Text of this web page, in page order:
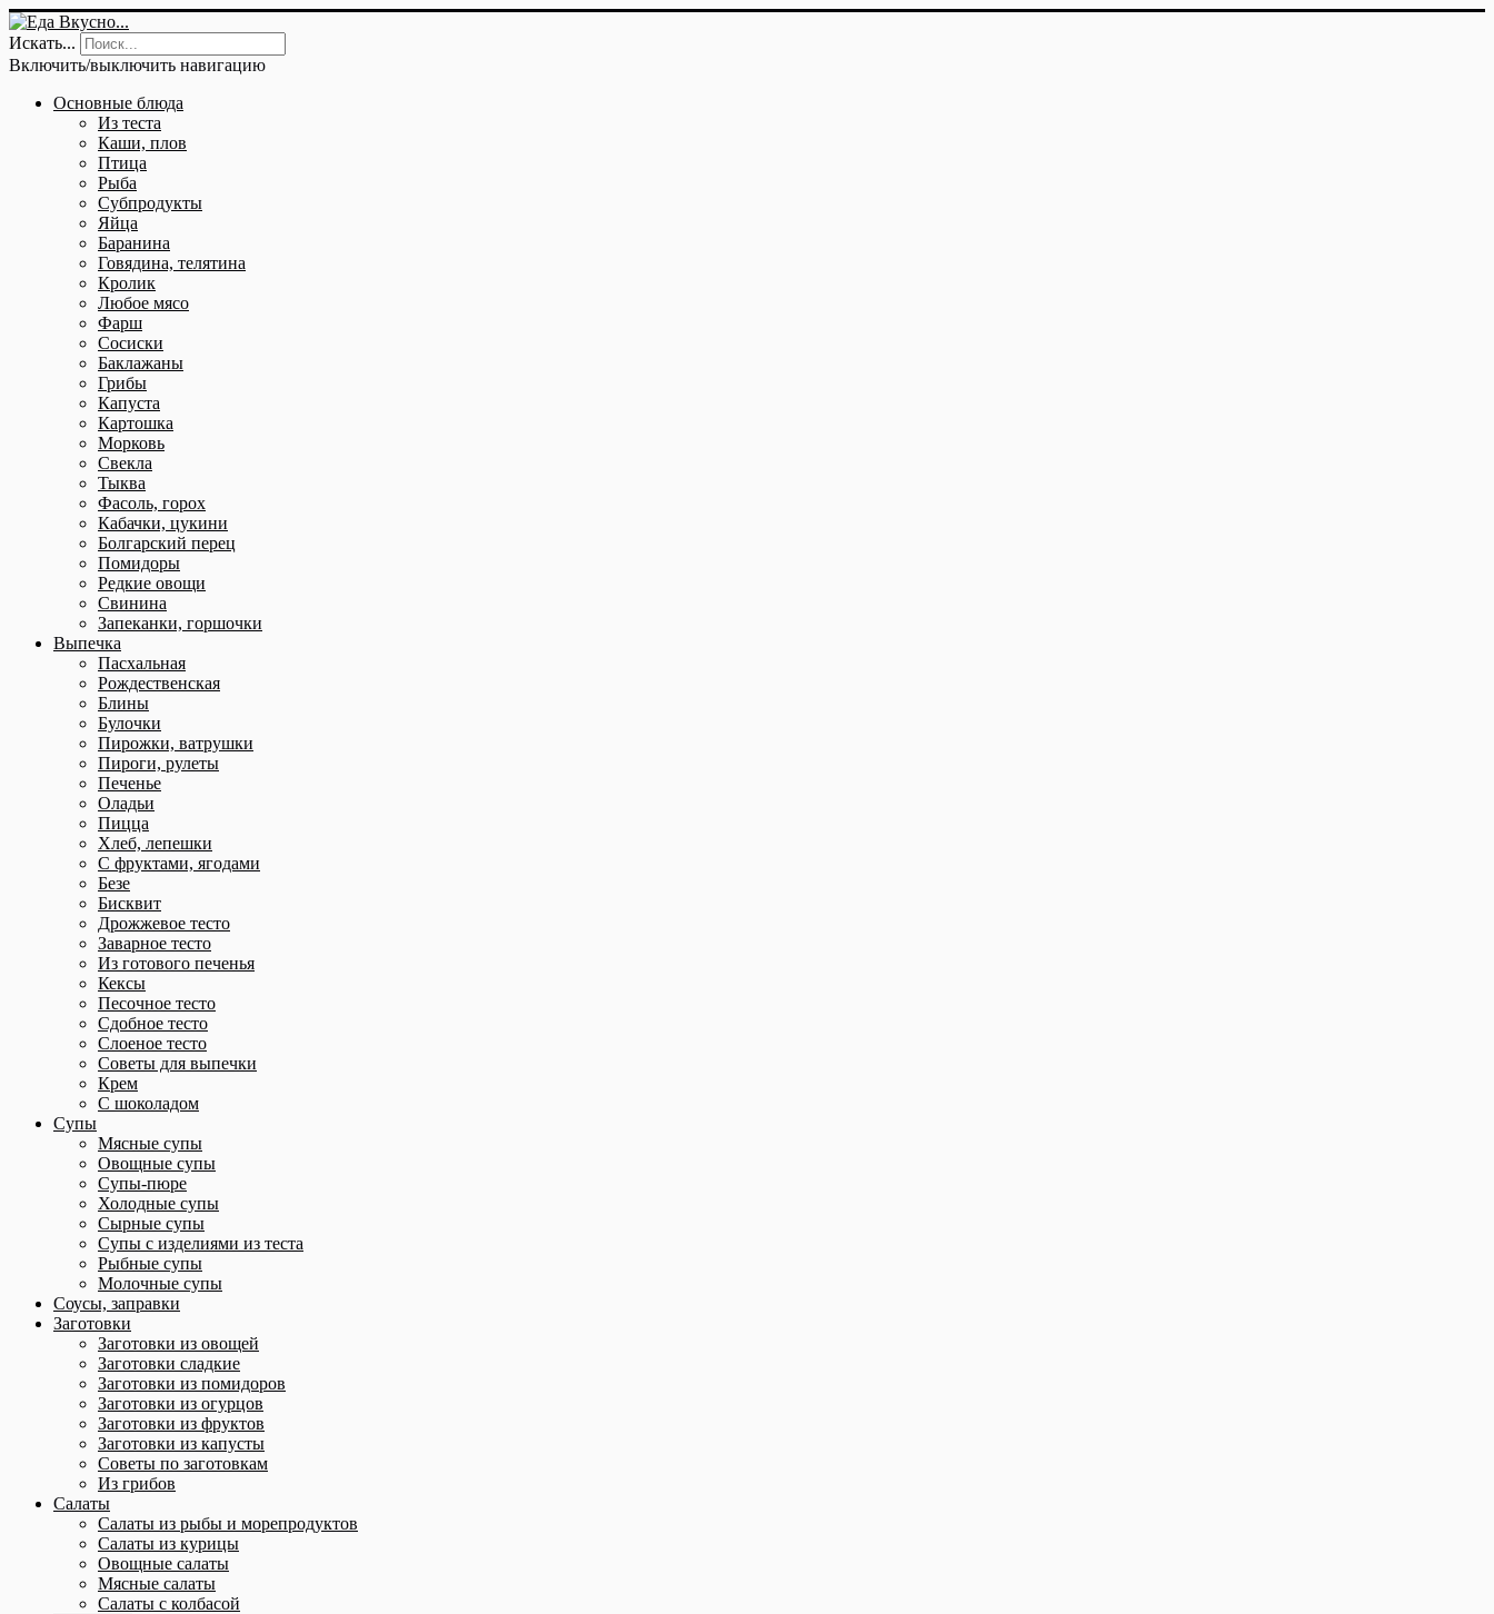
Искать...
Включить/выключить навигацию
Основные блюда
Из теста
Каши, плов
Птица
Рыба
Субпродукты
Яйца
Баранина
Говядина, телятина
Кролик
Любое мясо
Фарш
Сосиски
Баклажаны
Грибы
Капуста
Картошка
Морковь
Свекла
Тыква
Фасоль, горох
Кабачки, цукини
Болгарский перец
Помидоры
Редкие овощи
Свинина
Запеканки, горшочки
Выпечка
Пасхальная
Рождественская
Блины
Булочки
Пирожки, ватрушки
Пироги, рулеты
Печенье
Оладьи
Пицца
Хлеб, лепешки
С фруктами, ягодами
Безе
Бисквит
Дрожжевое тесто
Заварное тесто
Из готового печенья
Кексы
Песочное тесто
Сдобное тесто
Слоеное тесто
Советы для выпечки
Крем
С шоколадом
Супы
Мясные супы
Овощные супы
Супы-пюре
Холодные супы
Сырные супы
Супы с изделиями из теста
Рыбные супы
Молочные супы
Соусы, заправки
Заготовки
Заготовки из овощей
Заготовки сладкие
Заготовки из помидоров
Заготовки из огурцов
Заготовки из фруктов
Заготовки из капусты
Советы по заготовкам
Из грибов
Салаты
Салаты из рыбы и морепродуктов
Салаты из курицы
Овощные салаты
Мясные салаты
Салаты с колбасой